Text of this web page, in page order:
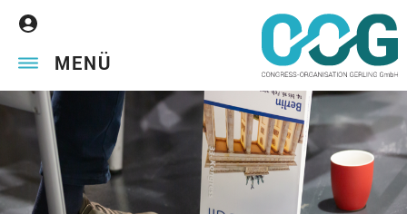
MENÜ